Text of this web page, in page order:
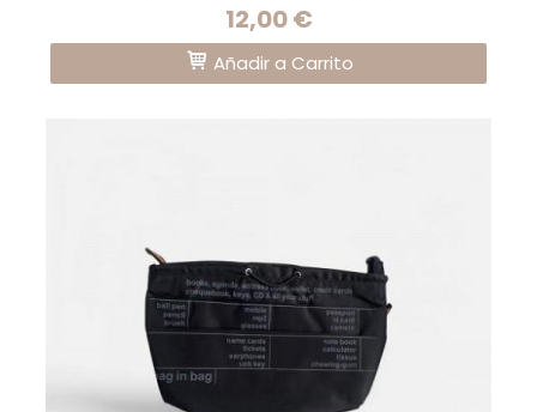
12,00 €
Añadir a Carrito